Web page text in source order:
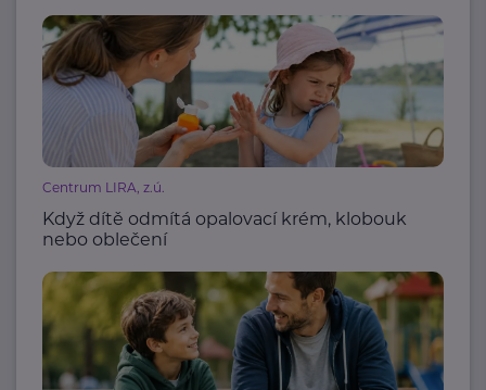
Centrum LIRA, z.ú.
Když dítě odmítá opalovací krém, klobouk
nebo oblečení